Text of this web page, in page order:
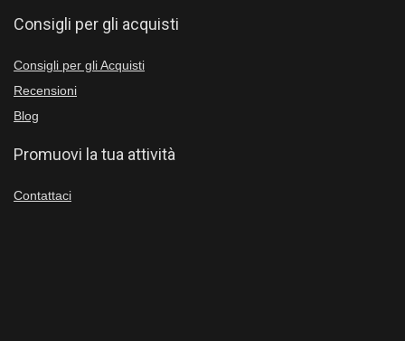
Consigli per gli acquisti
Consigli per gli Acquisti
Recensioni
Blog
Promuovi la tua attività
Contattaci